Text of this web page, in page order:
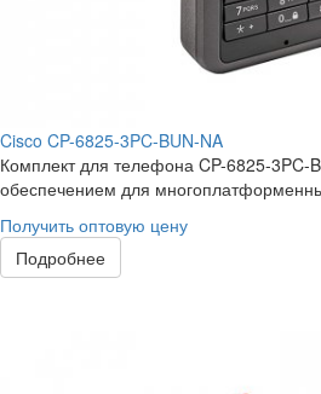
Cisco CP-6825-3PC-BUN-NA
Комплект для телефона CP-6825-
обеспечением для
Получить оптовую цену
Подробнее